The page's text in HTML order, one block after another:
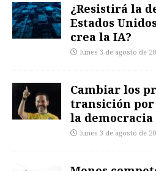
¿Resistirá la
Estados
crea la IA?
lunes 3 de agosto de
Cambiar los
transición
la democracia
lunes 3 de agosto de